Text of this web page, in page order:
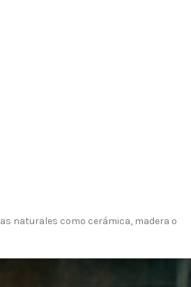
naturales como cerámica, madera o